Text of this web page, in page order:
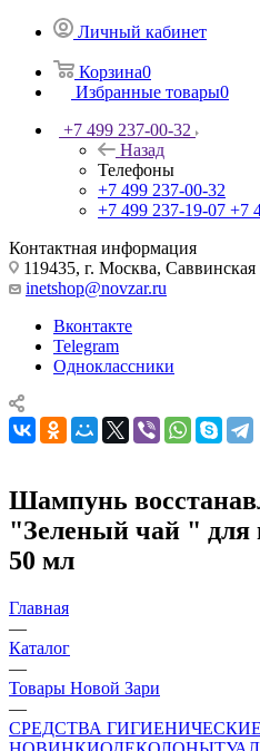
Личный кабинет
Корзина0
Избранные товары0
+7 499 237-00-32
Назад
Телефоны
+7 499 237-00-32
+7 499 237-19-07 +7
Контактная информация
119435, г. Москва,
inetshop@novzar.ru
Вконтакте
Telegram
Одноклассники
Шампунь
"Зеленый чай " для
50 мл
Главная
—
Каталог
—
Товары Новой Зари
—
СРЕДСТВА